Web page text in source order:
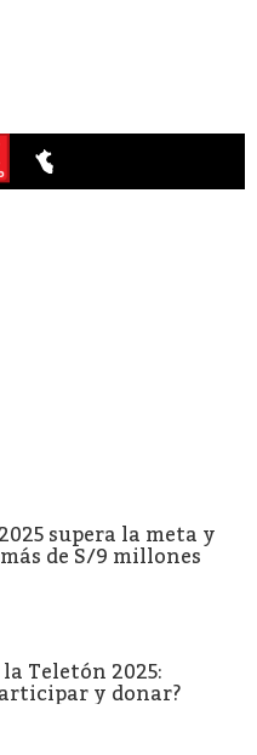
supera la meta y
de S/9 millones
Teletón 2025:
y donar?